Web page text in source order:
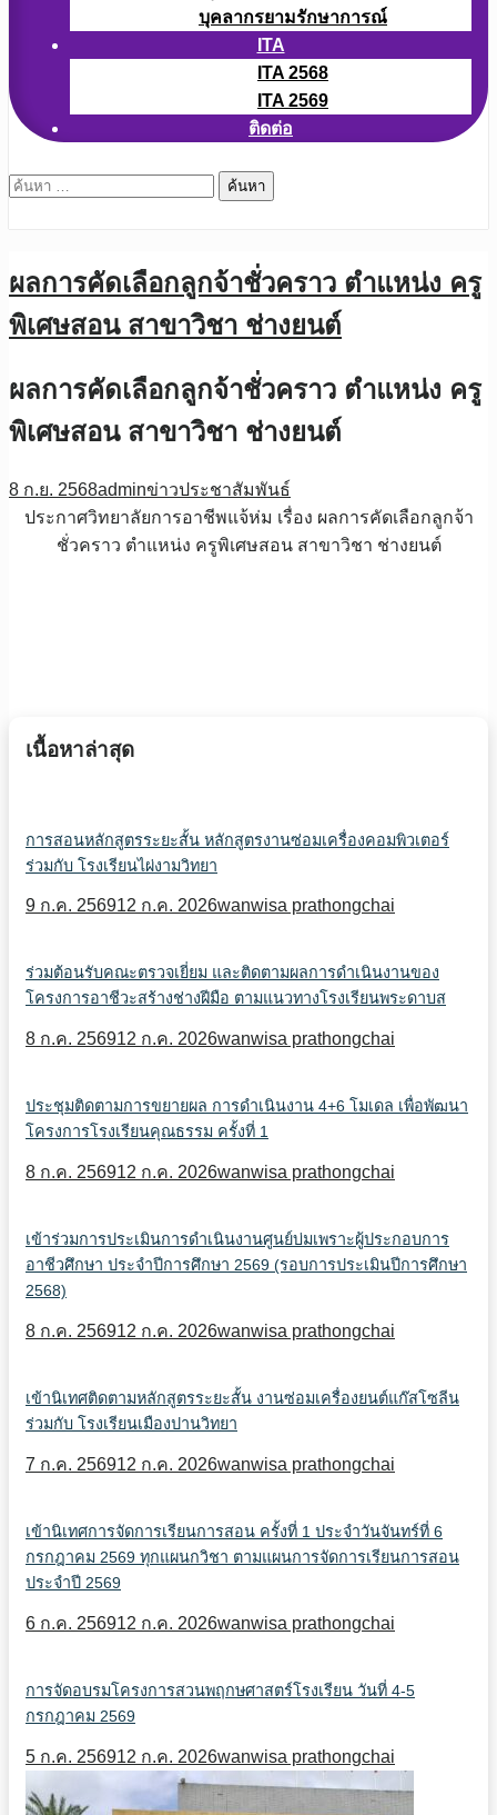
บุคลากรยามรักษาการณ์
ITA
ITA 2568
ITA 2569
ติดต่อ
ค้นหา
ผลการคัดเลือกลูกจ้าชั่วคราว ตำแหน่ง ครู
พิเศษสอน สาขาวิชา ช่างยนต์
ผลการคัดเลือกลูกจ้าชั่วคราว ตำแหน่ง ครู
พิเศษสอน สาขาวิชา ช่างยนต์
8 ก.ย. 2568adminข่าวประชาสัมพันธ์
ประกาศวิทยาลัยการอาชีพแจ้ห่ม เรื่อง ผลการคัดเลือกลูกจ้า
ชั่วคราว ตำแหน่ง ครูพิเศษสอน สาขาวิชา ช่างยนต์
เนื้อหาล่าสุด
การสอนหลักสูตรระยะสั้น หลักสูตรงานซ่อมเครื่องคอมพิวเตอร์
ร่วมกับ โรงเรียนไผ่งามวิทยา
9 ก.ค. 256912 ก.ค. 2026wanwisa prathongchai
ร่วมต้อนรับคณะตรวจเยี่ยม และติดตามผลการดำเนินงานของ
โครงการอาชีวะสร้างช่างฝีมือ ตามแนวทางโรงเรียนพระดาบส
8 ก.ค. 256912 ก.ค. 2026wanwisa prathongchai
ประชุมติดตามการขยายผล การดำเนินงาน 4+6 โมเดล เพื่อพัฒนา
โครงการโรงเรียนคุณธรรม ครั้งที่ 1
8 ก.ค. 256912 ก.ค. 2026wanwisa prathongchai
เข้าร่วมการประเมินการดำเนินงานศูนย์บ่มเพราะผู้ประกอบการ
อาชีวศึกษา ประจำปีการศึกษา 2569 (รอบการประเมินปีการศึกษา
2568)
8 ก.ค. 256912 ก.ค. 2026wanwisa prathongchai
เข้านิเทศติดตามหลักสูตรระยะสั้น งานซ่อมเครื่องยนต์แก๊สโซลีน
ร่วมกับ โรงเรียนเมืองปานวิทยา
7 ก.ค. 256912 ก.ค. 2026wanwisa prathongchai
เข้านิเทศการจัดการเรียนการสอน ครั้งที่ 1 ประจำวันจันทร์ที่ 6
กรกฎาคม 2569 ทุกแผนกวิชา ตามแผนการจัดการเรียนการสอน
ประจำปี 2569
6 ก.ค. 256912 ก.ค. 2026wanwisa prathongchai
การจัดอบรมโครงการสวนพฤกษศาสตร์โรงเรียน วันที่ 4-5
กรกฎาคม 2569
5 ก.ค. 256912 ก.ค. 2026wanwisa prathongchai